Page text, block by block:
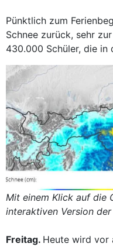
Pünktlich zum
Schnee zurück, sehr
430.000 Schüler, die in
Mit einem Klick auf die
interaktiven Version
Freitag. Heute wird vor